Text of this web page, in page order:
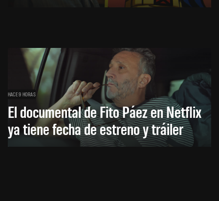
HACE 9 HORAS
El documental de Fito Páez en Netflix
ya tiene fecha de estreno y tráiler